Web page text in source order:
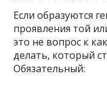
Если образуются
проявления той
это не вопрос к
делать, который
Обязательный: